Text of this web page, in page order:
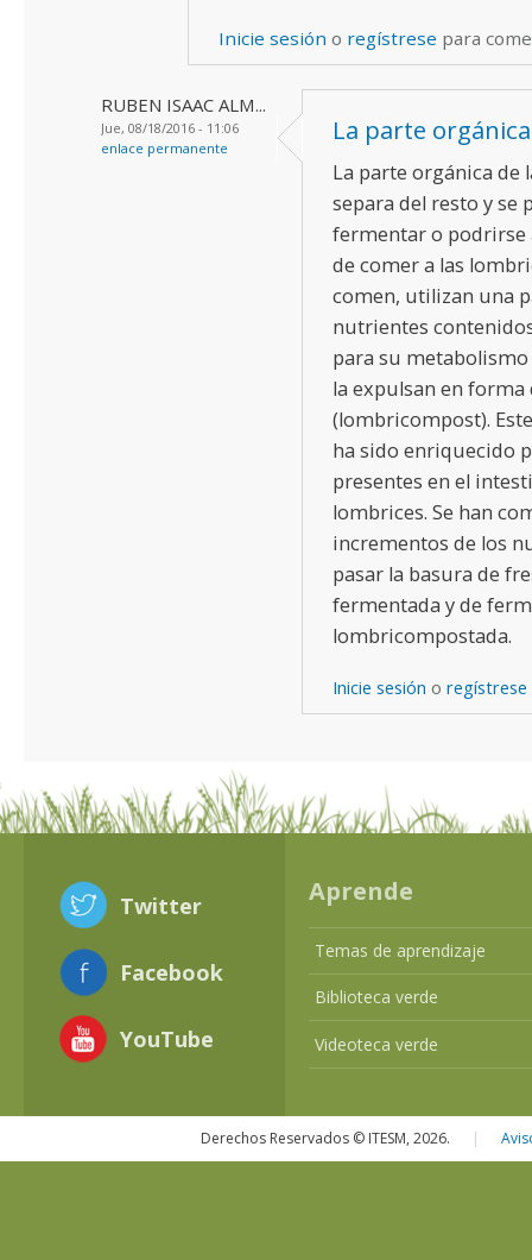
Inicie sesión o regístrese para
RUBEN ISAAC ALM...
Jue, 08/18/2016 - 11:06
enlace permanente
La parte
La parte orgánica de
separa del resto y se
fermentar o podrirse
de comer a las
comen, utilizan una
nutrientes
para su
la expulsan en forma
(lombricompost).
ha sido enriquecido
presentes en el
lombrices. Se han
incrementos de los
pasar la basura de
fermentada y de
lombricompostada.
Inicie sesión o regístrese
Twitter
Facebook
YouTube
Aprende
Temas de aprendizaje
Biblioteca verde
Videoteca verde
Derechos Reservados © ITESM, 2026. |